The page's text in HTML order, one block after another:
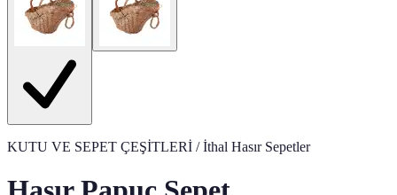
KUTU VE SEPET ÇEŞİTLERİ / İthal Hasır Sepetler